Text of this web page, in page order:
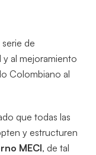
de
al mejoramiento
Colombiano al
que todas las
y estructuren
MECI, de tal